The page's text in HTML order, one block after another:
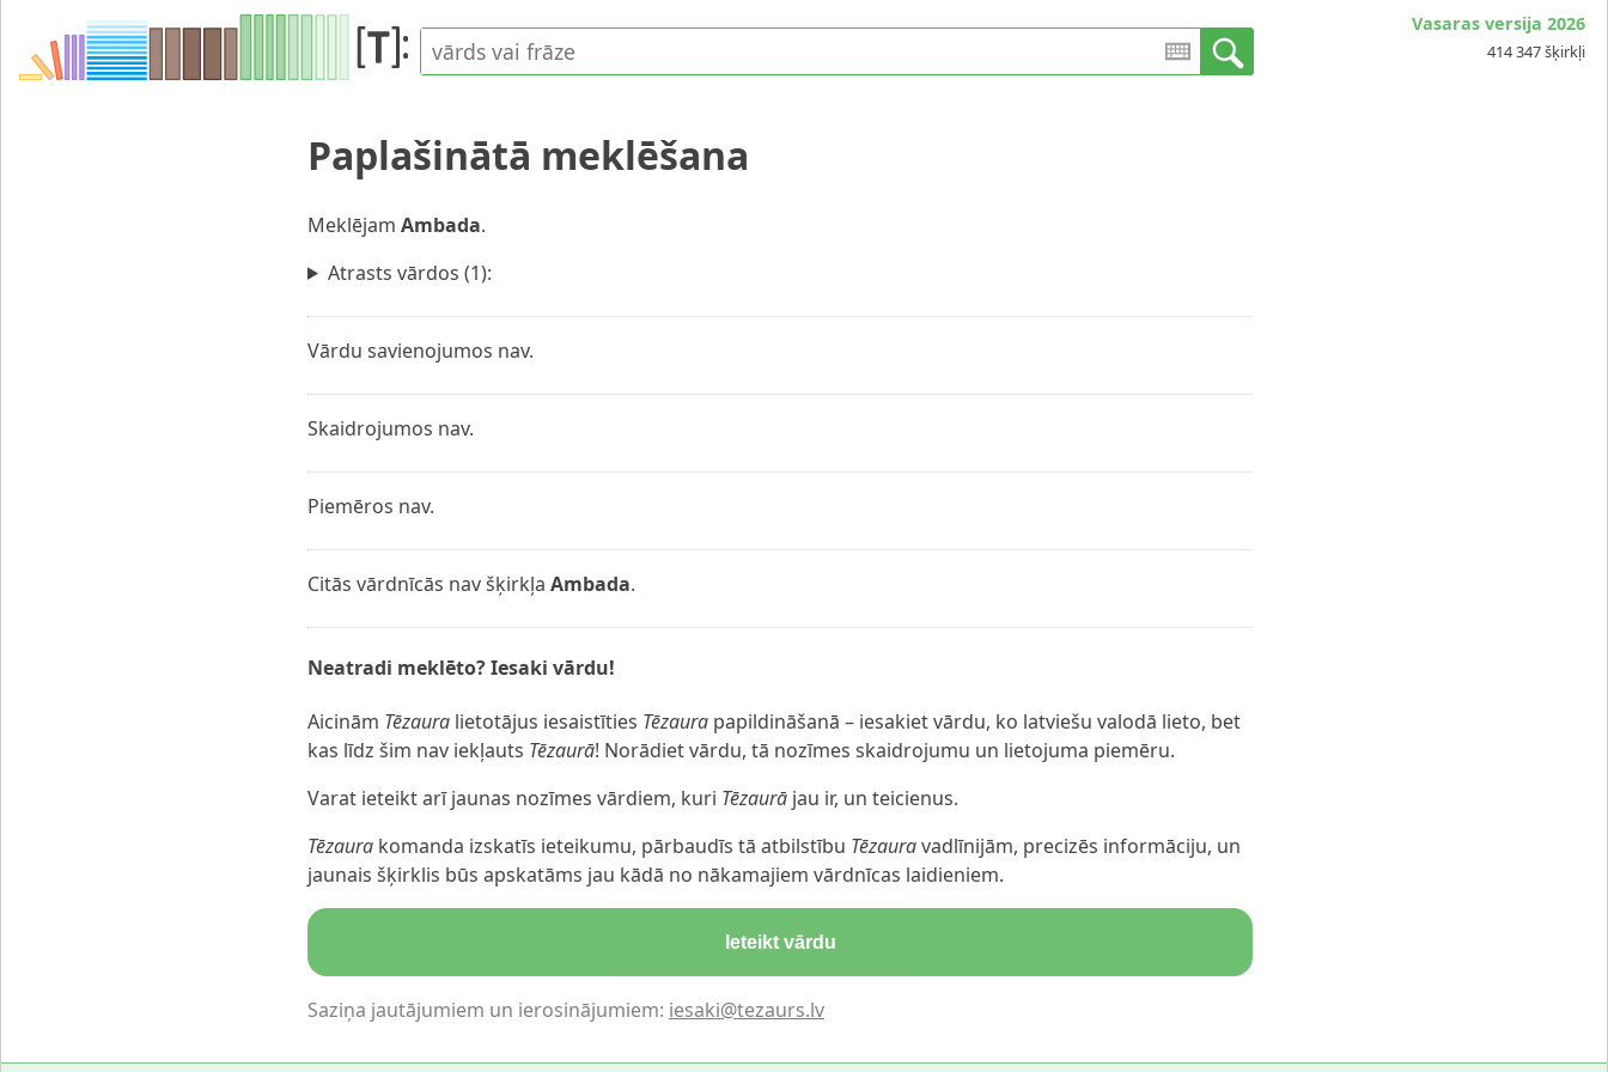
Vasaras versija 2026
414 347 šķirkļi
Paplašinātā meklēšana
Meklējam Ambada.
Atrasts vārdos (1):
Vārdu savienojumos nav.
Skaidrojumos nav.
Piemēros nav.
Citās vārdnīcās nav šķirkļa Ambada.
Neatradi meklēto? Iesaki vārdu!
Aicinām Tēzaura lietotājus iesaistīties Tēzaura papildināšanā – iesakiet vārdu, ko latviešu valodā lieto, bet
kas līdz šim nav iekļauts Tēzaurā! Norādiet vārdu, tā nozīmes skaidrojumu un lietojuma piemēru.
Varat ieteikt arī jaunas nozīmes vārdiem, kuri Tēzaurā jau ir, un teicienus.
Tēzaura komanda izskatīs ieteikumu, pārbaudīs tā atbilstību Tēzauravadlīnijām, precizēs informāciju, un
jaunais šķirklis būs apskatāms jau kādā no nākamajiem vārdnīcas laidieniem.
Ieteikt vārdu
Saziņa jautājumiem un ierosinājumiem: iesaki@tezaurs.lv